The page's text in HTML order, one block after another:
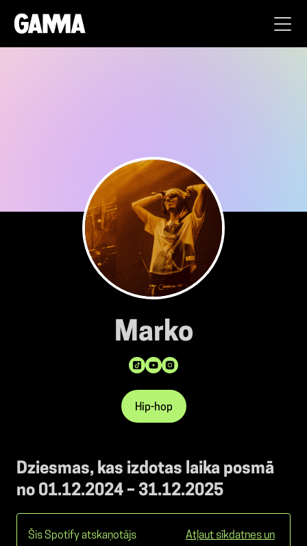
Marko
Hip-hop
Dziesmas, kas izdotas laika posmā
no 01.12.2024 – 31.12.2025
Šis Spotify atskaņotājs
Atļaut sīkdatnes un